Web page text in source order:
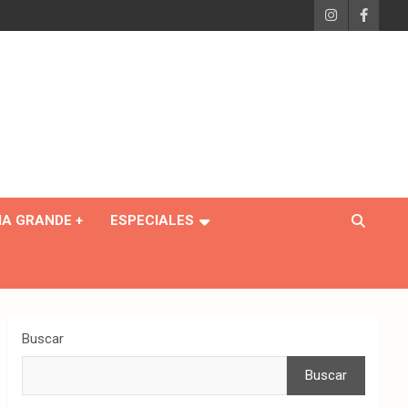
GRANDE + ESPECIALES
Buscar
Buscar